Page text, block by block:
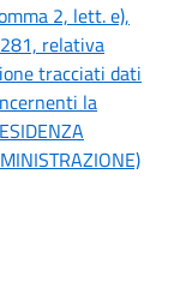
2, lett. e),
relativa
tracciati dati
la